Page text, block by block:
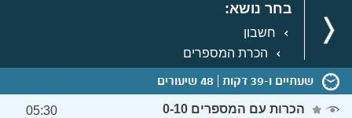
בחר נושא:
חשבון
הכרת המספרים
שעתיים ו-39 דקות 48 שיעורים
הכרות עם המספרים 0-10
05:30